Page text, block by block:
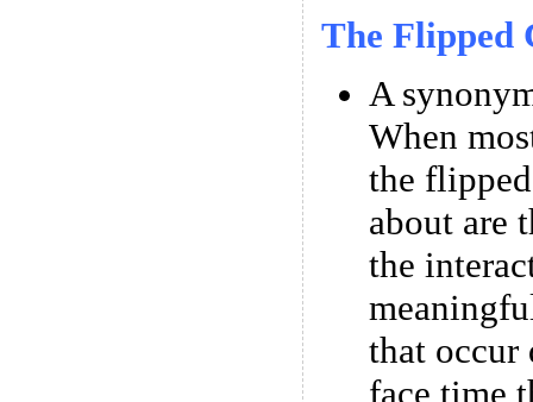
The Flipped
A
When
the
about are
the
that occur
face time